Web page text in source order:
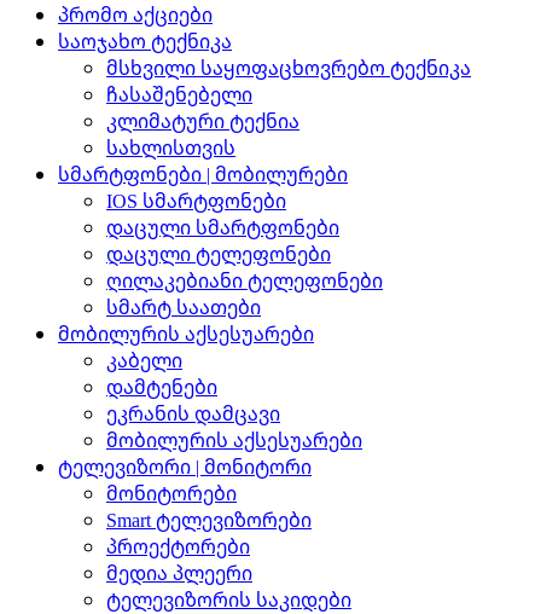
პრომო აქციები
საოჯახო ტექნიკა
მსხვილი საყოფაცხოვრებო ტექნიკა
ჩასაშენებელი
კლიმატური ტექნია
სახლისთვის
სმარტფონები | მობილურები
IOS სმარტფონები
დაცული სმარტფონები
დაცული ტელეფონები
ღილაკებიანი ტელეფონები
სმარტ საათები
მობილურის აქსესუარები
კაბელი
დამტენები
ეკრანის დამცავი
მობილურის აქსესუარები
ტელევიზორი | მონიტორი
მონიტორები
Smart ტელევიზორები
პროექტორები
მედია პლეერი
ტელევიზორის საკიდები